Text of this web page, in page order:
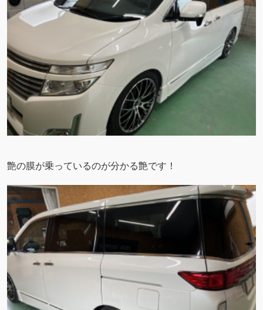
艶の膜が乗っているのが分かる艶です！